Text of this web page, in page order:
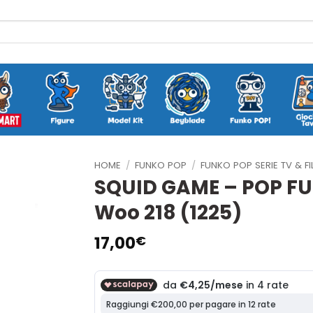
HOME / FUNKO POP / FUNKO POP SERIE TV &
SQUID GAME – POP
Woo 218 (1225)
17,00€